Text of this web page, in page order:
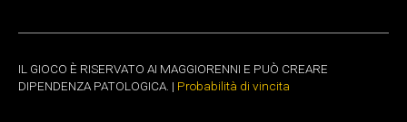
IL GIOCO È RISERVATO AI MAGGIORENNI E PUÒ CREARE
DIPENDENZA PATOLOGICA. | Probabilità di vincita